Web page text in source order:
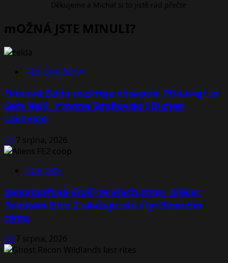
Děkujeme a Michal si to jistě rád přečte
mOŽNÁ JSTE MINULI?
FILMOVÁ ZÓNA
Filmová Zelda rozšiřuje obsazení. Přidávají se
Sam Neill, Yvonne Strahovski i Dichen
Lachman
Jiří7 srpna, 2026
NOVINKY
Xenomorfové útočí ze všech stran. Aliens:
Fireteam Elite 2 ukazuje sílu čtyřčlenného
týmu
Jiří7 srpna, 2026